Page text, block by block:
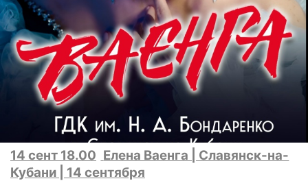
14 сент 18.00 Елена Ваенга | Славянск-на-
Кубани | 14 сентября